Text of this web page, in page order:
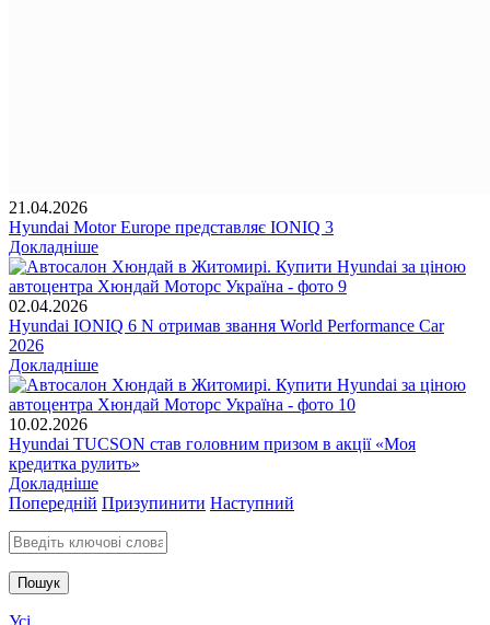
21.04.2026
Hyundai Motor Europe представляє IONIQ 3
Докладніше
02.04.2026
Hyundai IONIQ 6 N отримав звання World Performance Car
2026
Докладніше
10.02.2026
Hyundai TUCSON став головним призом в акції «Моя
кредитка рулить»
Докладніше
Попередній Призупинити Наступний
Введіть ключові слова для пошуку